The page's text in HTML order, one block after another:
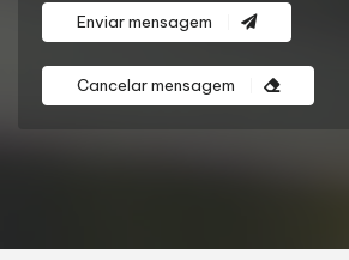
Enviar mensagem
Cancelar mensagem